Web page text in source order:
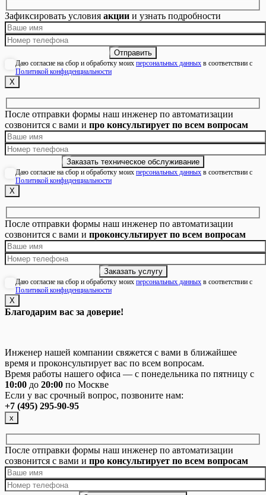
Зафиксировать условия акции и узнать подробности
Даю согласие на сбор и обработку моих персональных данных в соответствии с
Политикой конфиденциальности
Х
После отправки формы наш инженер по автоматизации
созвонится с вами и про консультирует по всем вопросам
Даю согласие на сбор и обработку моих персональных данных в соответствии с
Политикой конфиденциальности
Х
После отправки формы наш инженер по автоматизации
созвонится с вами и проконсультирует по всем вопросам
Даю согласие на сбор и обработку моих персональных данных в соответствии с
Политикой конфиденциальности
Х
Благодарим вас за доверие!
Инженер нашей компании свяжется с вами в ближайшее
время и проконсультирует вас по всем вопросам.
Время работы нашего офиса — с понедельника по пятницу с
10:00 до 20:00 по Москве
Если у вас срочный вопрос, позвоните нам:
+7 (495) 295-90-95
х
После отправки формы наш инженер по автоматизации
созвонится с вами и про консультирует по всем вопросам